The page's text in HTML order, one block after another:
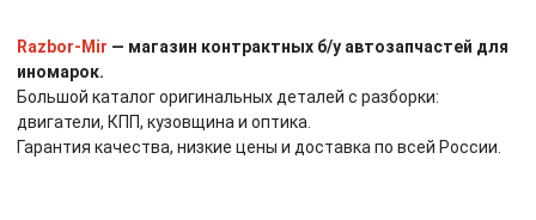
Razbor-Mir — магазин контрактных б/у автозапчастей для
иномарок.
Большой каталог оригинальных деталей с разборки:
двигатели, КПП, кузовщина и оптика.
Гарантия качества, низкие цены и доставка по всей России.